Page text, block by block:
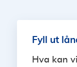
Fyll ut
Hva kan